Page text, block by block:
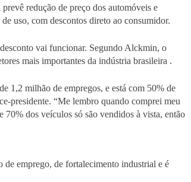
prevê redução de preço dos automóveis e
uso, com descontos direto ao consumidor.
vai funcionar. Segundo Alckmin, o
mais importantes da indústria brasileira .
1,2 milhão de empregos, e está com 50% de
presidente. “Me lembro quando comprei meu
dos veículos só são vendidos à vista, então
de emprego, de fortalecimento industrial e é